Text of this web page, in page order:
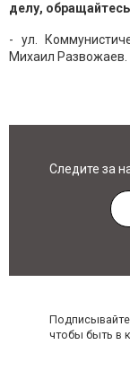
делу,
- ул.
Михаил Развожаев.
Следите за
чтобы быть в